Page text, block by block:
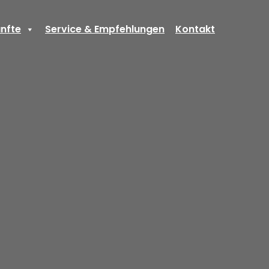
Service & Empfehlungen Kontakt